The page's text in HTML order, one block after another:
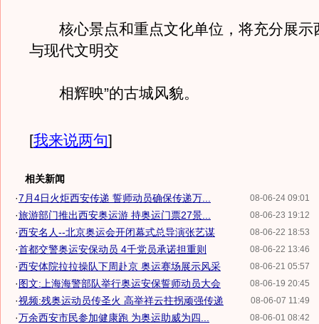
核心景点和重点文化单位，将充分展示
与现代文明交
相辉映”的古城风貌。
[我来说两句]
相关新闻
08-06-24 09:01
·7月4日火炬西安传递 誓师动员确保传递万...
08-06-23 19:12
·旅游部门推出西安奥运游 持奥运门票27景...
08-06-22 18:53
·西安名人--北京奥运会开闭幕式总导演张艺谋
08-06-22 13:46
·首都交警奥运安保动员 4千党员承诺担重则
08-06-21 05:57
·西安体院拉拉操队下周赴京 奥运赛场展示风采
08-06-19 20:45
·图文:上海海警部队举行奥运安保誓师动员大会
08-06-07 11:49
·视频:残奥运动员传圣火 高举祥云拄拐顽强传递
08-06-01 08:42
·万余西安市民参加健康跑 为奥运助威为四...